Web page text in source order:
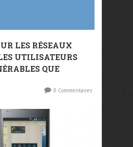
LES RÉSEAUX
UTILISATEURS
QUE
0 Commentaires